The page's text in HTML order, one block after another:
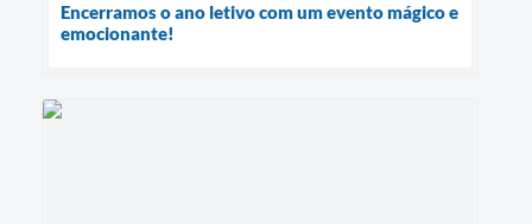
Encerramos o ano letivo com um evento mágico e
emocionante!